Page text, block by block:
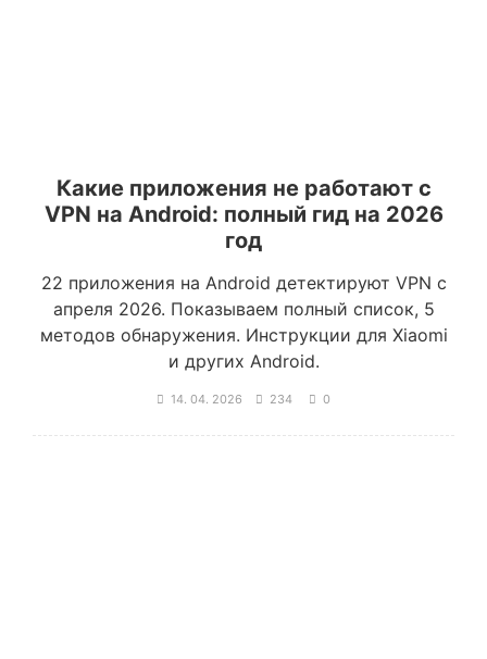
Какие приложения не работают с
VPN на Android: полный гид на 2026
год
22 приложения на Android детектируют VPN с
апреля 2026. Показываем полный список, 5
методов обнаружения. Инструкции для Xiaomi
и других Android.
14. 04. 2026 234 0